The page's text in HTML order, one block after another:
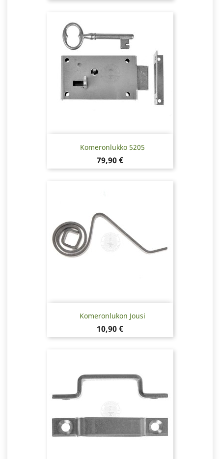
Komeronlukko 5205
Hinta
79,90 €
Komeronlukon Jousi
Hinta
10,90 €